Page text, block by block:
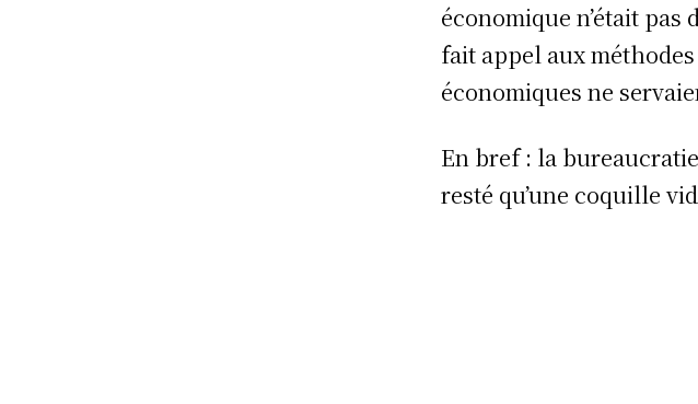
économique n’était
fait appel aux
économiques ne
En bref : la
resté qu’une coquille